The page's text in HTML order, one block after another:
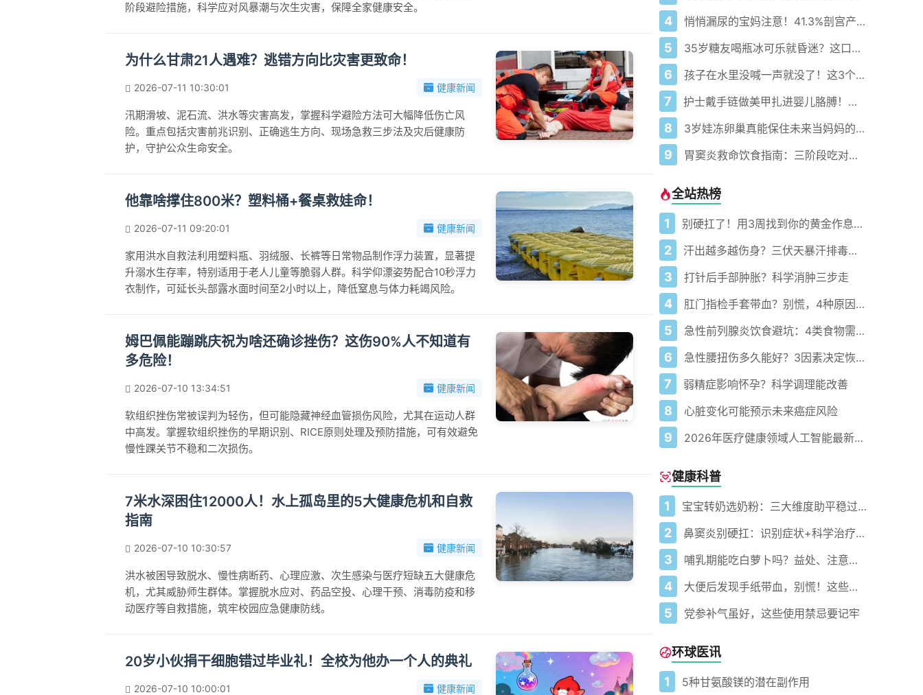
阶段避险措施，科学应对风暴潮与次生灾害，保障全家健康安全。
为什么甘肃21人遇难？逃错方向比灾害更致命！
2026-07-11 10:30:01 健康新闻
汛期滑坡、泥石流、洪水等灾害高发，掌握科学避险方法可大幅降低伤亡风
险。重点包括灾害前兆识别、正确逃生方向、现场急救三步法及灾后健康防
护，守护公众生命安全。
他靠啥撑住800米？塑料桶+餐桌救娃命！
2026-07-11 09:20:01 健康新闻
家用洪水自救法利用塑料瓶、羽绒服、长裤等日常物品制作浮力装置，显著提
升溺水生存率，特别适用于老人儿童等脆弱人群。科学仰漂姿势配合10秒浮力
衣制作，可延长头部露水面时间至2小时以上，降低窒息与体力耗竭风险。
姆巴佩能蹦跳庆祝为啥还确诊挫伤？这伤90%人不知道有
多危险！
2026-07-10 13:34:51 健康新闻
软组织挫伤常被误判为轻伤，但可能隐藏神经血管损伤风险，尤其在运动人群
中高发。掌握软组织挫伤的早期识别、RICE原则处理及预防措施，可有效避免
慢性踝关节不稳和二次损伤。
7米水深困住12000人！水上孤岛里的5大健康危机和自救
指南
2026-07-10 10:30:57 健康新闻
洪水被困导致脱水、慢性病断药、心理应激、次生感染与医疗短缺五大健康危
机，尤其威胁师生群体。掌握脱水应对、药品空投、心理干预、消毒防疫和移
动医疗等自救措施，筑牢校园应急健康防线。
20岁小伙捐干细胞错过毕业礼！全校为他办一个人的典礼
2026-07-10 10:00:01 健康新闻
4 悄悄漏尿的宝妈注意！41.3%剖宫产妈妈也中招了你中招了吗
5 35岁糖友喝瓶冰可乐就昏迷？这口夏日凉爽竟成夺命陷阱！
6 孩子在水里没喊一声就没了！这3个溺水真相90%家长还不知道
7 护士戴手链做美甲扎进婴儿胳膊！谁在守护疫苗安全？
8 3岁娃冻卵巢真能保住未来当妈妈的权利吗？
9 胃窦炎救命饮食指南：三阶段吃对才不遭罪！
全站热榜
1 别硬扛了！用3周找到你的黄金作息你的身体在等你
2 汗出越多越伤身？三伏天暴汗排毒的真相太扎心
3 打针后手部肿胀？科学消肿三步走
4 肛门指检手套带血？别慌，4种原因要分清
5 急性前列腺炎饮食避坑：4类食物需规避促康复
6 急性腰扭伤多久能好？3因素决定恢复速度
7 弱精症影响怀孕？科学调理能改善
8 心脏变化可能预示未来癌症风险
9 2026年医疗健康领域人工智能最新新闻与突破
健康科普
1 宝宝转奶选奶粉：三大维度助平稳过渡
2 鼻窦炎别硬扛：识别症状+科学治疗+避坑指南
3 哺乳期能吃白萝卜吗？益处、注意事项一次说清
4 大便后发现手纸带血，别慌！这些原因你需要了解
5 党参补气虽好，这些使用禁忌要记牢
环球医讯
1 5种甘氨酸镁的潜在副作用